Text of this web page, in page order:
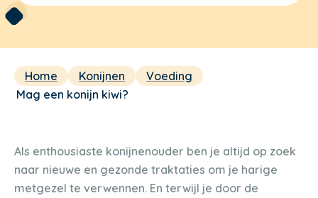
Home Konijnen
Voeding
Mag een konijn kiwi?
Als enthousiaste konijnenouder ben je altijd op zoek
naar nieuwe en gezonde traktaties om je harige
metgezel te verwennen. En terwijl je door de